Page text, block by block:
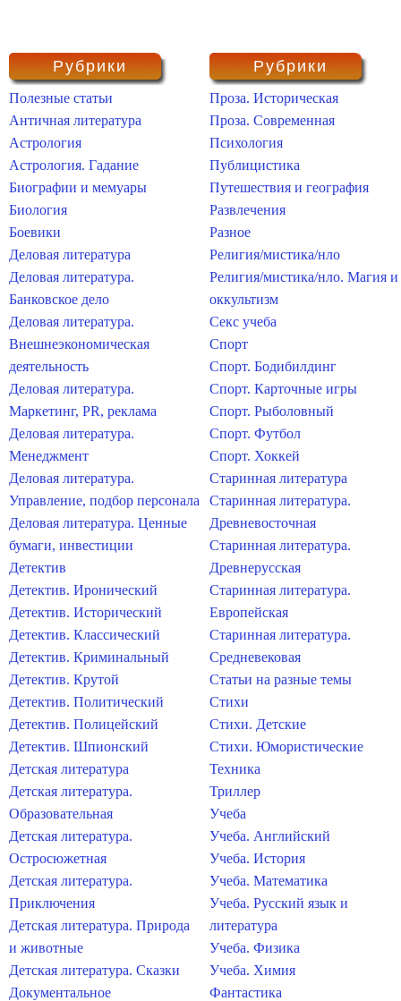
Рубрики
Полезные статьи
Античная литература
Астрология
Астрология. Гадание
Биографии и мемуары
Биология
Боевики
Деловая литература
Деловая литература.
Банковское дело
Деловая литература.
Внешнеэкономическая
деятельность
Деловая литература.
Маркетинг, PR, реклама
Деловая литература.
Менеджмент
Деловая литература.
Управление, подбор персонала
Деловая литература. Ценные
бумаги, инвестиции
Детектив
Детектив. Иронический
Детектив. Исторический
Детектив. Классический
Детектив. Криминальный
Детектив. Крутой
Детектив. Политический
Детектив. Полицейский
Детектив. Шпионский
Детская литература
Детская литература.
Образовательная
Детская литература.
Остросюжетная
Детская литература.
Приключения
Детская литература. Природа
и животные
Детская литература. Сказки
Документальное
Рубрики
Проза. Историческая
Проза. Современная
Психология
Публицистика
Путешествия и география
Развлечения
Разное
Религия/мистика/нло
Религия/мистика/нло. Магия и
оккультизм
Секс учеба
Спорт
Спорт. Бодибилдинг
Спорт. Карточные игры
Спорт. Рыболовный
Спорт. Футбол
Спорт. Хоккей
Старинная литература
Старинная литература.
Древневосточная
Старинная литература.
Древнерусская
Старинная литература.
Европейская
Старинная литература.
Средневековая
Статьи на разные темы
Стихи
Стихи. Детские
Стихи. Юмористические
Техника
Триллер
Учеба
Учеба. Английский
Учеба. История
Учеба. Математика
Учеба. Русский язык и
литература
Учеба. Физика
Учеба. Химия
Фантастика